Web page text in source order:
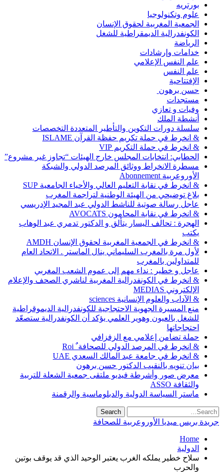
بورتريه
علوم وتكنولوجيا
الجمعية المغربية لحقوق الإنسان
الكونفدرالية الديمقراطية للشغل
الرياضة
خدامات وإرشادات
علم النفس الإعلامي
علم النفس
الإفتتاحية
حسن برهون
مستجدات
وفيات و تعازي
أنشطة الملك
سلسلة دورات التكوين والتأطير المتعددة التخصصات
& انخرط في حملة تكريم حفظة القرآن ISLAME
& انخرط في حملة التكريم VIP
الحطابي: انتخابات المجلس خارج الهيئات “تجاوز غير مشروع”
مسطرة الانخراط ووثائق المرصد الدولي والشبكة
الأوروعربية Abonnement
& انخرط في نقابة التعليم العالي والأحياء الجامعية SUP
بلاغ توضيحي من الهيئة الوطنية لتراجمة المغرب
عاجل رسالة صوتية للناشط الدولي عبد المجيد الإدريسي
& انخرط في نقابة المحامون AVOCATS
الهجرة : تحالف اليسار يتألق و الدكتور تدمري عبد الوهاب
يكتب
& انخرط في الجمعية المغربية لحقوق الإنسان AMDH
لأول مرة بالمغرب السليماني ينال الماستر . الاتحاد العام
للمتداولين بالمغرب
عاجل و خطير : نداء مهم إلى عموم الشعب المغربي
& انخرط في الكونفدرالية المغربية لناشري الصحف والإعلام
الإلكتروني MEDIAS
& الآداب والعلوم الإنسانية sciences
منع المسيرة الجهوية الاحتجاجية للكونفدرالية الديموقراطية
للشغل بالعيون وهوير العلمي يؤكد أن الكونفدرالية ستصعّد
احتجاجاتها
حملة تضامن إعلامي مع الزفزافي
& انخرط في المرصد الدولي للصحافة ٌ Roi
& انخرط في جامعة عبد المالك السعدي UAE
بيان تنويه بالنقيب الدكتور حسن برهون
معرض صور وأشرطة فيديو ملتقى جمعية الشعلة للتربية
والثقافة ASSO
ماستر السياسة الدولية والدبلوماسية والرقمنة
جريدة بريس ميديا الأوروعربية للصحافة
Home
الدولية
سلاح خطير يملكه الغرب يعتبر الوحيد الذي قد يوقف بوتين
والحرب